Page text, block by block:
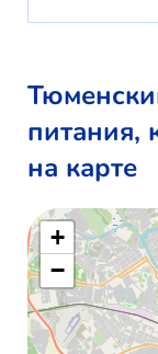
питания,
на карте
+
−